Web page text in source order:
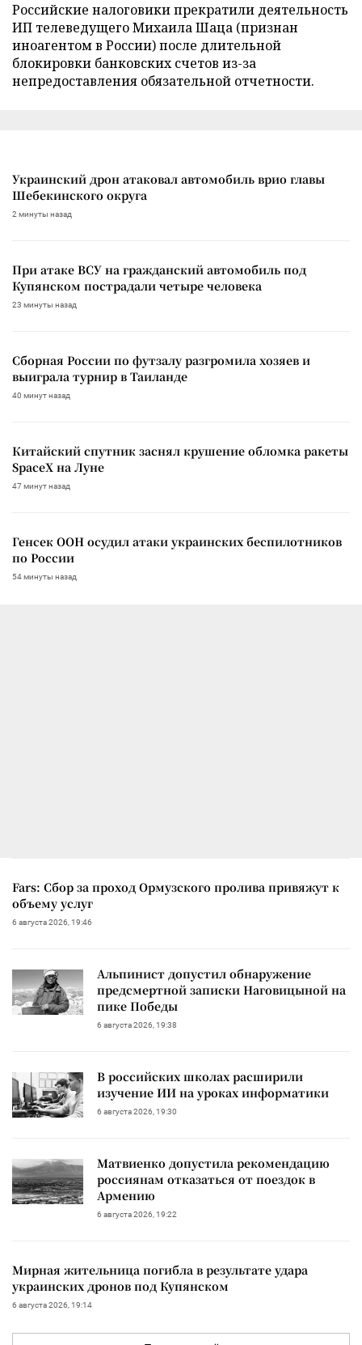
Российские налоговики прекратили деятельность
ИП телеведущего Михаила Шаца (признан
иноагентом в России) после длительной
блокировки банковских счетов из-за
непредоставления обязательной отчетности.
Украинский дрон атаковал автомобиль врио главы
Шебекинского округа
2 минуты назад
При атаке ВСУ на гражданский автомобиль под
Купянском пострадали четыре человека
23 минуты назад
Сборная России по футзалу разгромила хозяев и
выиграла турнир в Таиланде
40 минут назад
Китайский спутник заснял крушение обломка ракеты
SpaceX на Луне
47 минут назад
Генсек ООН осудил атаки украинских беспилотников
по России
54 минуты назад
Fars: Сбор за проход Ормузского пролива привяжут к
объему услуг
6 августа 2026, 19:46
Альпинист допустил обнаружение
предсмертной записки Наговицыной на
пике Победы
6 августа 2026, 19:38
В российских школах расширили
изучение ИИ на уроках информатики
6 августа 2026, 19:30
Матвиенко допустила рекомендацию
россиянам отказаться от поездок в
Армению
6 августа 2026, 19:22
Мирная жительница погибла в результате удара
украинских дронов под Купянском
6 августа 2026, 19:14